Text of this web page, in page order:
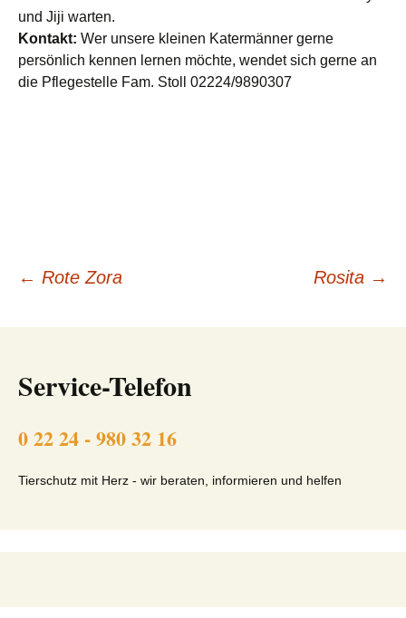
und Jiji warten.
Kontakt: Wer unsere kleinen Katermänner gerne
persönlich kennen lernen möchte, wendet sich gerne an
die Pflegestelle Fam. Stoll 02224/9890307
Beitragsnavigation
← Rote Zora Rosita →
Service-Telefon
0 22 24 - 980 32 16
Tierschutz mit Herz - wir beraten, informieren und helfen